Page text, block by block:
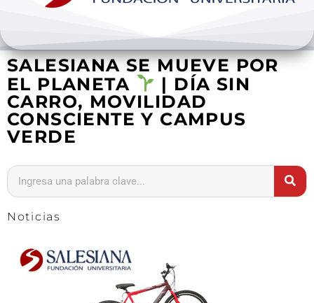
Internacionalización
Investigación
Extension y desarrollo
SALESIANA SE MUEVE POR
EL PLANETA
| DÍA SIN
CARRO, MOVILIDAD
CONSCIENTE Y CAMPUS
VERDE
Noticias